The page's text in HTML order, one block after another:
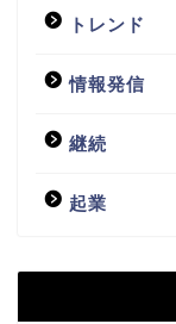
トレンド
情報発信
継続
起業